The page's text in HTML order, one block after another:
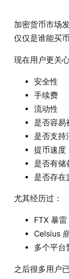
加密货币市场
仅仅是谁能买币
现在用户更关
安全性
手续费
流动性
是否容易
是否支持
提币速度
是否有储
是否存在
尤其经历过：
FTX 暴雷
Celsius
多个平台
之后很多用户